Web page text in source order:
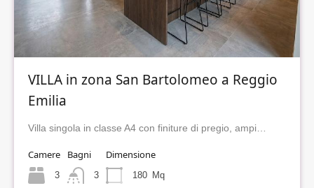
VILLA in zona San Bartolomeo a Reggio
Emilia
Villa singola in classe A4 con finiture di pregio, ampi…
Camere
3
Bagni
3
Dimensione
180 Mq